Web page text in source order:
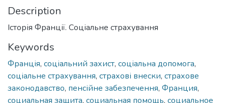
Description
Історія Франції. Соціальне страхування
Keywords
Франція, соціальний захист, соціальна допомога,
соціальне страхування, страхові внески, страхове
законодавство, пенсійне забезпечення, Франция,
социальная защита, социальная помощь, социальное